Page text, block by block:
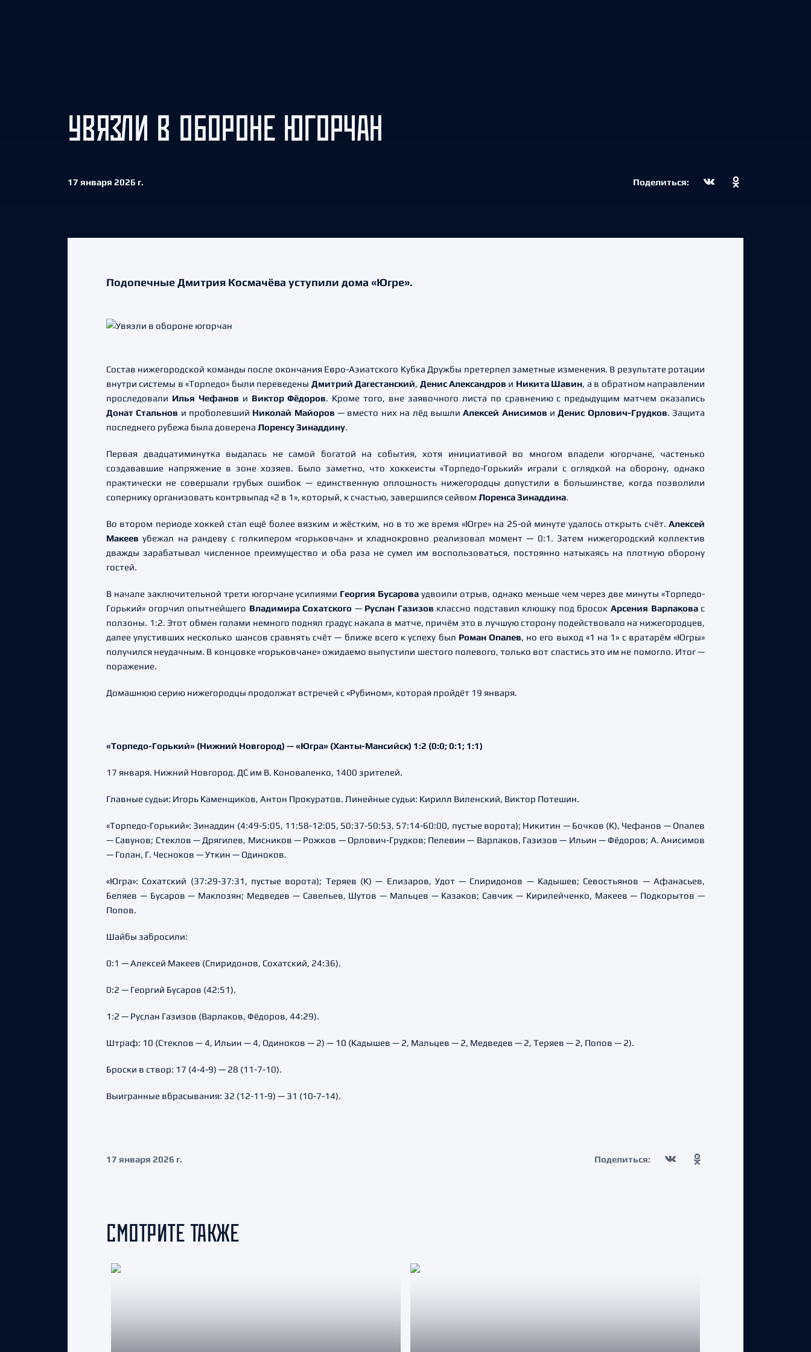
УВЯЗЛИ В ОБОРОНЕ ЮГОРЧАН
17 января 2026 г. Поделиться:
Подопечные Дмитрия Космачёва уступили дома «Югре».
Состав нижегородской команды после окончания Евро-Азиатского Кубка Дружбы претерпел заметные изменения. В результате ротации
внутри системы в «Торпедо» были переведены Дмитрий Дагестанский, Денис Александров и Никита Шавин, а в обратном направлении
проследовали Илья Чефанов и Виктор Фёдоров. Кроме того, вне заявочного листа по сравнению с предыдущим матчем оказались
Донат Стальнов и проболевший Николай Майоров — вместо них на лёд вышлиАлексей Анисимов иДенис Орлович-Грудков. Защита
последнего рубежа была доверена Лоренсу Зинаддину.
Первая двадцатиминутка выдалась не самой богатой на события, хотя инициативой во многом владели югорчане, частенько
создававшие напряжение в зоне хозяев. Было заметно, что хоккеисты «Торпедо-Горький» играли с оглядкой на оборону, однако
практически не совершали грубых ошибок — единственную оплошность нижегородцы допустили в большинстве, когда позволили
сопернику организовать контрвыпад «2 в 1», который, к счастью, завершился сейвом Лоренса Зинаддина.
Во втором периоде хоккей стал ещё более вязким и жёстким, но в то же время «Югре» на 25-ой минуте удалось открыть счёт. Алексей
Макеев убежал на рандеву с голкипером «горьковчан» и хладнокровно реализовал момент — 0:1. Затем нижегородский коллектив
дважды зарабатывал численное преимущество и оба раза не сумел им воспользоваться, постоянно натыкаясь на плотную оборону
гостей.
В начале заключительной трети югорчане усилиями Георгия Бусарова удвоили отрыв, однако меньше чем через две минуты «Торпедо-
Горький» огорчил опытнейшего Владимира Сохатского — Руслан Газизов классно подставил клюшку под бросок Арсения Варлаковас
ползоны. 1:2. Этот обмен голами немного поднял градус накала в матче, причём это в лучшую сторону подействовало на нижегородцев,
далее упустивших несколько шансов сравнять счёт — ближе всего к успеху был Роман Опалев, но его выход «1 на 1» с вратарём «Югры»
получился неудачным. В концовке «горьковчане» ожидаемо выпустили шестого полевого, только вот спастись это им не помогло. Итог —
поражение.
Домашнюю серию нижегородцы продолжат встречей с «Рубином», которая пройдёт 19 января.
«Торпедо-Горький» (Нижний Новгород) — «Югра» (Ханты-Мансийск) 1:2 (0:0; 0:1; 1:1)
17 января. Нижний Новгород. ДС им В. Коноваленко, 1400 зрителей.
Главные судьи: Игорь Каменщиков, Антон Прокуратов. Линейные судьи: Кирилл Виленский, Виктор Потешин.
«Торпедо-Горький»: Зинаддин (4:49-5:05, 11:58-12:05, 50:37-50:53, 57:14-60:00, пустые ворота); Никитин — Бочков (К), Чефанов — Опалев
— Савунов; Стеклов — Дрягилев, Мисников — Рожков — Орлович-Грудков; Пелевин — Варлаков, Газизов — Ильин — Фёдоров; А. Анисимов
— Голан, Г. Чесноков — Уткин — Одиноков.
«Югра»: Сохатский (37:29-37:31, пустые ворота); Теряев (К) — Елизаров, Удот — Спиридонов — Кадышев; Севостьянов — Афанасьев,
Беляев — Бусаров — Маклозян; Медведев — Савельев, Шутов — Мальцев — Казаков; Савчик — Кирилейченко, Макеев — Подкорытов —
Попов.
Шайбы забросили:
0:1 — Алексей Макеев (Спиридонов, Сохатский, 24:36).
0:2 — Георгий Бусаров (42:51).
1:2 — Руслан Газизов (Варлаков, Фёдоров, 44:29).
Штраф: 10 (Стеклов — 4, Ильин — 4, Одиноков — 2) — 10 (Кадышев — 2, Мальцев — 2, Медведев — 2, Теряев — 2, Попов — 2).
Броски в створ: 17 (4-4-9) — 28 (11-7-10).
Выигранные вбрасывания: 32 (12-11-9) — 31 (10-7-14).
17 января 2026 г. Поделиться:
СМОТРИТЕ ТАКЖЕ